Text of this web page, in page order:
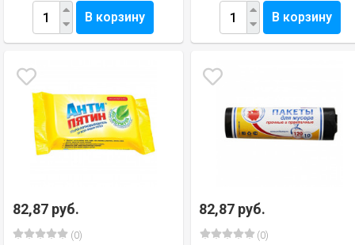
В корзину В корзину
82,87 руб.
(0)
82,87 руб.
(0)